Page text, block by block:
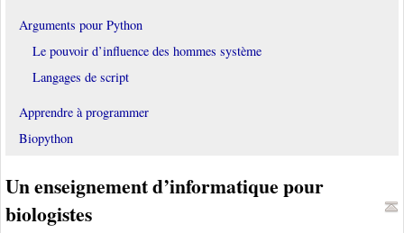
Arguments pour Python
Le pouvoir d’influence des hommes système
Langages de script
Apprendre à programmer
Biopython
Un enseignement d’informatique pour
biologistes